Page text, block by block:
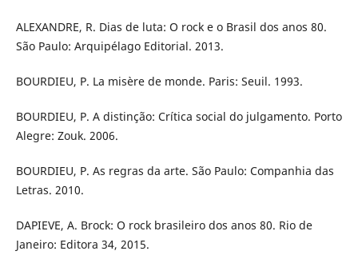
ALEXANDRE, R. Dias de luta: O rock e o Brasil dos anos 80.
São Paulo: Arquipélago Editorial. 2013.
BOURDIEU, P. La misère de monde. Paris: Seuil. 1993.
BOURDIEU, P. A distinção: Crítica social do julgamento. Porto
Alegre: Zouk. 2006.
BOURDIEU, P. As regras da arte. São Paulo: Companhia das
Letras. 2010.
DAPIEVE, A. Brock: O rock brasileiro dos anos 80. Rio de
Janeiro: Editora 34, 2015.